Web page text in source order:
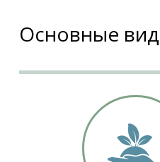
Основные